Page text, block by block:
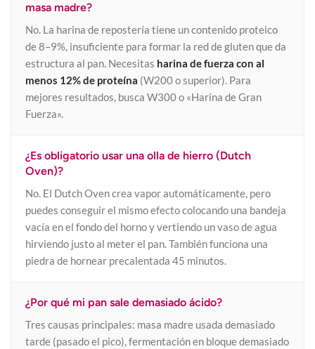
masa madre?
No. La harina de repostería tiene un contenido proteico
de 8–9%, insuficiente para formar la red de gluten que da
estructura al pan. Necesitas harina de fuerza con al
menos 12% de proteína (W200 o superior). Para
mejores resultados, busca W300 o «Harina de Gran
Fuerza».
¿Es obligatorio usar una olla de hierro (Dutch
Oven)?
No. El Dutch Oven crea vapor automáticamente, pero
puedes conseguir el mismo efecto colocando una bandeja
vacía en el fondo del horno y vertiendo un vaso de agua
hirviendo justo al meter el pan. También funciona una
piedra de hornear precalentada 45 minutos.
¿Por qué mi pan sale demasiado ácido?
Tres causas principales: masa madre usada demasiado
tarde (pasado el pico), fermentación en bloque demasiado